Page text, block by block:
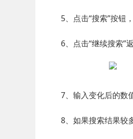
5、点击“搜索”按钮，
6、点击“继续搜索”返
7、输入变化后的数值
8、如果搜索结果较多